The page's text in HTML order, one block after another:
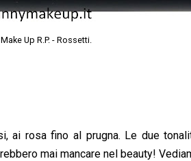
Up R.P. - Rossetti.
ai rosa fino al prugna. Le due
mai mancare nel beauty!